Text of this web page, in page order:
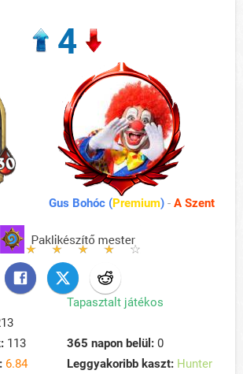
4
Gus Bohóc (Premium) - A Szent
Tapasztalt játékos
113 365 napon belül: 0
6.84 Leggyakoribb kaszt: Hunter